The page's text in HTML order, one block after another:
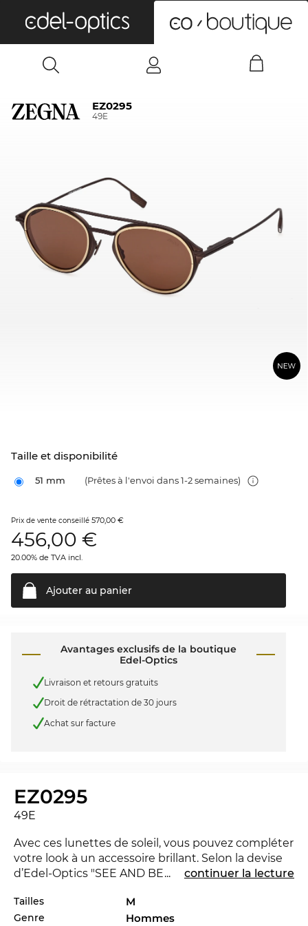
EZ0295
49E
Taille et disponibilité
51 mm (Prêtes à l'envoi dans 1-2 semaines)
Prix de vente conseillé 570,00 €
456,00 €
20.00% de TVA incl.
Ajouter au panier
Avantages exclusifs de la boutique
Edel-Optics
Livraison et retours gratuits
Droit de rétractation de 30 jours
Achat sur facture
EZ0295
49E
Avec ces lunettes de soleil, vous pouvez compléter
votre look à un accessoire brillant. Selon la devise
d’Edel-Optics "SEE AND BE SEEN" vous pouvez
nouvelle dans le marché 2026, pour rester à la
pointe du progrès.
... continuer la lecture
Tailles M
Genre Hommes